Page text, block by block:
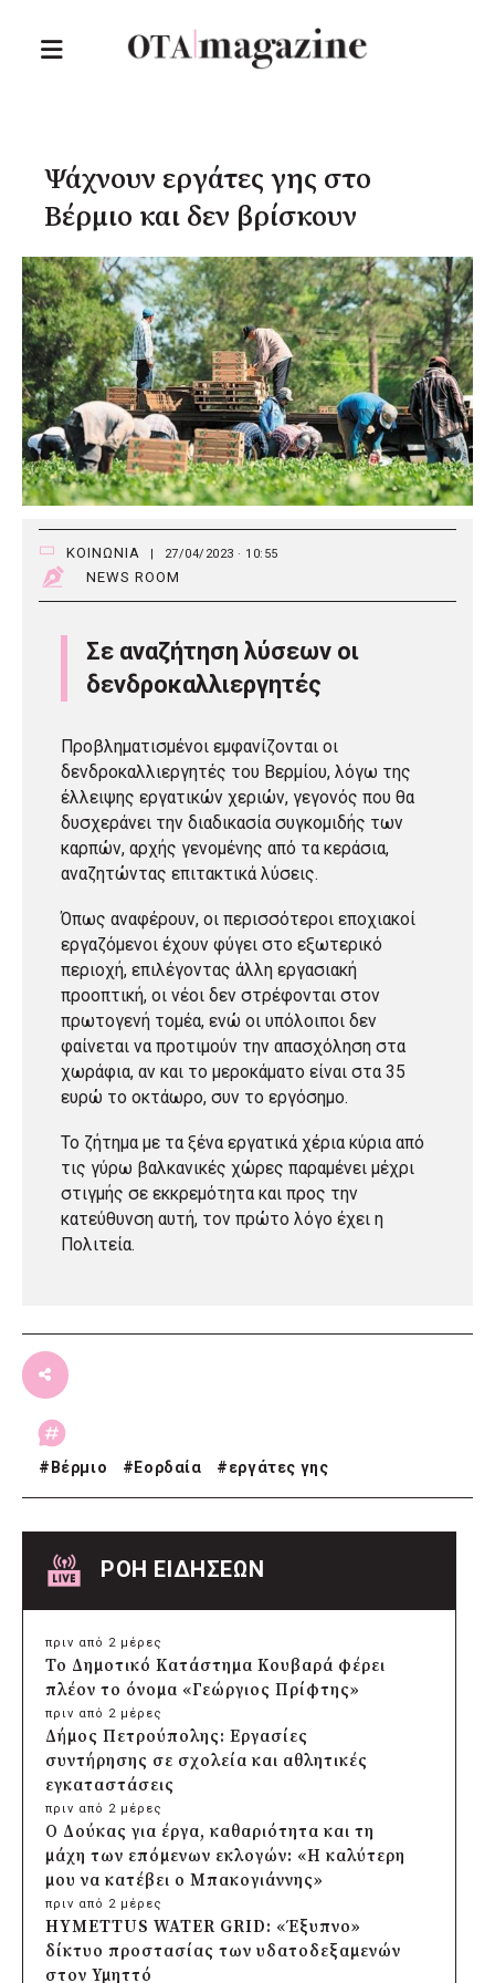
Ψάχνουν εργάτες γης στο
Βέρμιο και δεν βρίσκουν
ΚΟΙΝΩΝΙΑ | 27/04/2023 · 10:55
NEWS ROOM
Σε αναζήτηση λύσεων οι
δενδροκαλλιεργητές
Προβληματισμένοι εμφανίζονται οι
δενδροκαλλιεργητές του Βερμίου, λόγω της
έλλειψης εργατικών χεριών, γεγονός που θα
δυσχεράνει την διαδικασία συγκομιδής των
καρπών, αρχής γενομένης από τα κεράσια,
αναζητώντας επιτακτικά λύσεις.
Όπως αναφέρουν, οι περισσότεροι εποχιακοί
εργαζόμενοι έχουν φύγει στο εξωτερικό
περιοχή, επιλέγοντας άλλη εργασιακή
προοπτική, οι νέοι δεν στρέφονται στον
πρωτογενή τομέα, ενώ οι υπόλοιποι δεν
φαίνεται να προτιμούν την απασχόληση στα
χωράφια, αν και το μεροκάματο είναι στα 35
ευρώ το οκτάωρο, συν το εργόσημο.
Το ζήτημα με τα ξένα εργατικά χέρια κύρια από
τις γύρω βαλκανικές χώρες παραμένει μέχρι
στιγμής σε εκκρεμότητα και προς την
κατεύθυνση αυτή, τον πρώτο λόγο έχει η
Πολιτεία.
# Βέρμιο # Εορδαία #εργάτες γης
ΡΟΗ ΕΙΔΗΣΕΩΝ
πριν από 2 μέρες
Το Δημοτικό Κατάστημα Κουβαρά φέρει
πλέον το όνομα «Γεώργιος Πρίφτης»
πριν από 2 μέρες
Δήμος Πετρούπολης: Εργασίες
συντήρησης σε σχολεία και αθλητικές
εγκαταστάσεις
πριν από 2 μέρες
Ο Δούκας για έργα, καθαριότητα και τη
μάχη των επόμενων εκλογών: «Η καλύτερη
μου να κατέβει ο Μπακογιάννης»
πριν από 2 μέρες
HYMETTUS WATER GRID: «Έξυπνο»
δίκτυο προστασίας των υδατοδεξαμενών
στον Υμηττό